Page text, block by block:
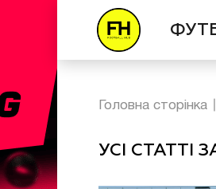
Головна сторінка
УСІ СТАТТІ